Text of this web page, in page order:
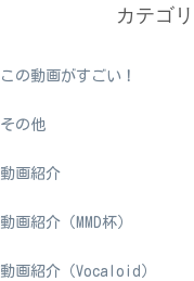
カテゴ
この動画がすごい！
その他
動画紹介
動画紹介（MMD杯）
動画紹介（Vocaloid）